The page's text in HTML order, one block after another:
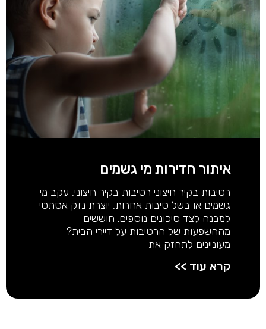
איתור חדירות מי גשמים
רטיבות בקיר חיצוני רטיבות בקיר חיצוני, עקב מי
גשמים או בשל סיבות אחרות, יוצרת נזק אסתטי
למבנה לצד סיכונים נוספים. חוששים
מההשפעות של הרטיבות על דיירי הבית?
מעוניינים לתחזק את
קרא עוד >>